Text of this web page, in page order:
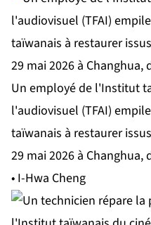
Un employé de l'Institut
l'audiovisuel (TFAI)
taïwanais à restaurer
29 mai 2026 à Changhua,
• I-Hwa Cheng